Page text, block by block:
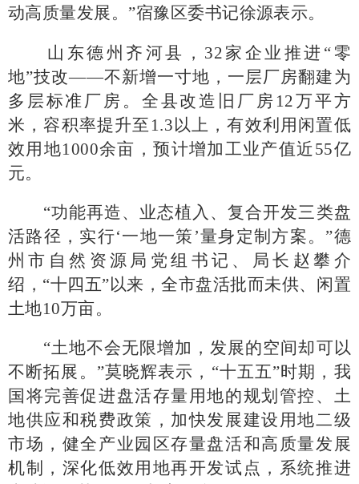
动高质量发展。”宿豫区委书记徐源表示。
山东德州齐河县， 32家企业推进“零
地”技改——不新增一寸地，一层厂房翻建为
多层标准厂房。全县改造旧厂房12万平方
米，容积率提升至1.3以上，有效利用闲置低
效用地1000余亩，预计增加工业产值近55亿
元。
“功能再造、业态植入、复合开发三类盘
活路径，实行‘一地一策’量身定制方案。”德
州市自然资源局党组书记、局长赵攀介
绍，“十四五”以来，全市盘活批而未供、闲置
土地10万亩。
“土地不会无限增加，发展的空间却可以
不断拓展。”莫晓辉表示，“十五五”时期，我
国将完善促进盘活存量用地的规划管控、土
地供应和税费政策，加快发展建设用地二级
市场，健全产业园区存量盘活和高质量发展
机制，深化低效用地再开发试点，系统推进